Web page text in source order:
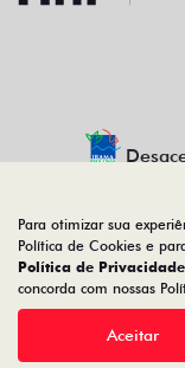
SOLICITAR
91.525.790/0024-70
Para otimizar sua
Política de Cookies e
Política de Privacidade
concorda com nossas
Aceitar